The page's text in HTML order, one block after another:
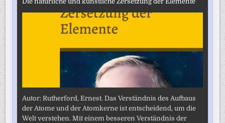
Autor: Rutherford, Ernest. Das Verständnis des Aufbaus
der Atome und der Atomkerne ist entscheidend, um die
Welt verstehen. Mit einem besseren Verständnis der